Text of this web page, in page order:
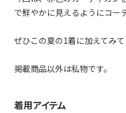
で鮮やかに見えるようにコー
ぜひこの夏の1着に加えてみて
掲載商品以外は私物です。
着用アイテム